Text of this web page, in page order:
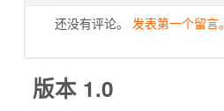
还没有评论。 发表第一个留言。
版本 1.0